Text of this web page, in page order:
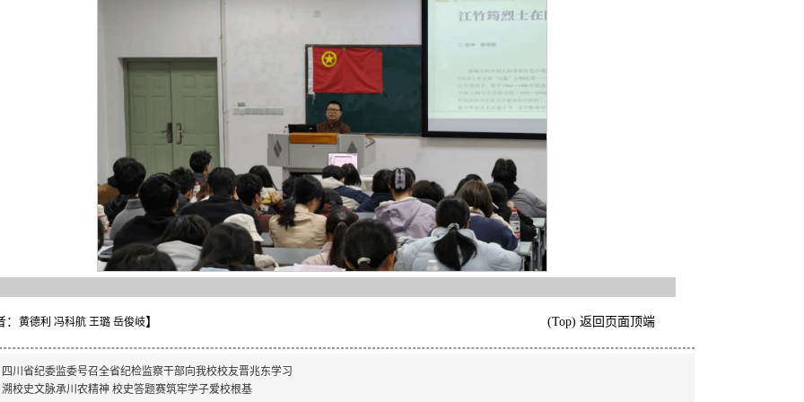
： 黄德利 冯科航 王璐 岳俊岐】 (Top) 返回页面顶端
四川省纪委监委号召全省纪检监察干部向我校校友晋兆东学习
溯校史文脉承川农精神 校史答题赛筑牢学子爱校根基